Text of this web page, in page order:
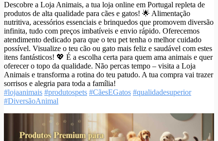
Descobre a Loja Animais, a tua loja online em Portugal repleta de
produtos de alta qualidade para cães e gatos! 🌟 Alimentação
nutritiva, acessórios essenciais e brinquedos que promovem diversão
infinita, tudo com preços imbatíveis e envio rápido. Oferecemos
atendimento dedicado para que o teu pet tenha o melhor cuidado
possível. Visualize o teu cão ou gato mais feliz e saudável com estes
itens fantásticos! 💖 É a escolha certa para quem ama animais e quer
oferecer o topo da qualidade. Não percas tempo – visita a Loja
Animais e transforma a rotina do teu patudo. A tua compra vai trazer
sorrisos e alegria para toda a família!
#lojaanimais #produtospets #CãesEGatos #qualidadesuperior
#DiversãoAnimal